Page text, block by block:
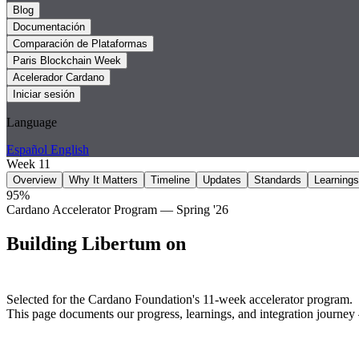
Blog
Documentación
Comparación de Plataformas
Paris Blockchain Week
Acelerador Cardano
Iniciar sesión
Language
Español English
Week 11
Overview Why It Matters Timeline Updates Standards Learnings
95%
Cardano Accelerator Program — Spring '26
Building Libertum on
Selected for the Cardano Foundation's 11-week accelerator program.
This page documents our progress, learnings, and integration